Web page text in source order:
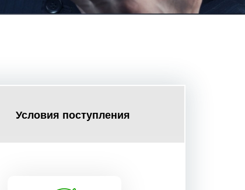
Условия поступления